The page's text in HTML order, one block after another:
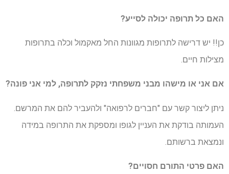
האם כל תרופה יכולה לסייע?
כן!! יש דרישה לתרופות מגוונות החל מאקמול וכלה בתרופות
מצילות חיים.
אם אני או מישהו מבני משפחתי נזקק לתרופה, למי אני פונה?
ניתן ליצור קשר עם "חברים לרפואה" ולהעביר להם את המרשם.
העמותה בודקת את העניין לגופו ומספקת את התרופה במידה
ונמצאת ברשותם.
האם פרטי התורם חסויים?